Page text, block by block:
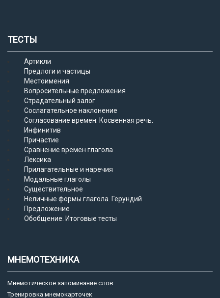
ТЕСТЫ
Артикли
Предлоги и частицы
Местоимения
Вопросительные предложения
Страдательный залог
Сослагательное наклонение
Согласование времен. Косвенная речь.
Инфинитив
Причастие
Сравнение времен глагола
Лексика
Прилагательные и наречия
Модальные глаголы
Существительное
Неличные формы глагола. Герундий
Предложение
Обобщение. Итоговые тесты
МНЕМОТЕХНИКА
Мнемотическое запоминание слов
Тренировка мнемокарточек